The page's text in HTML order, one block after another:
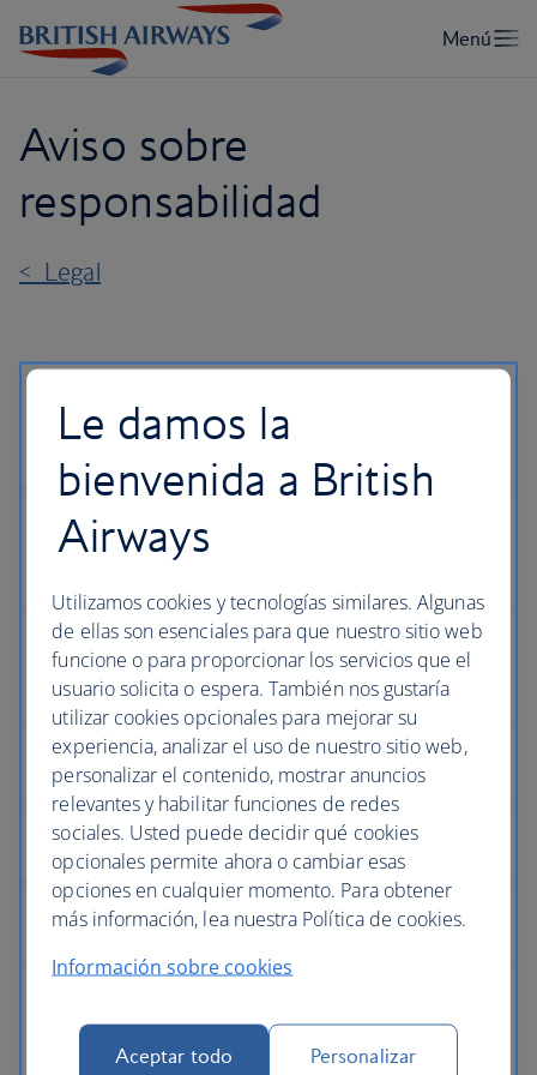
Aviso sobre
responsabilidad
< Legal
Le damos la
bienvenida a British
Airways
Utilizamos cookies y tecnologías similares. Algunas
de ellas son esenciales para que nuestro sitio web
funcione o para proporcionar los servicios que el
usuario solicita o espera. También nos gustaría
utilizar cookies opcionales para mejorar su
experiencia, analizar el uso de nuestro sitio web,
personalizar el contenido, mostrar anuncios
relevantes y habilitar funciones de redes
sociales. Usted puede decidir qué cookies
opcionales permite ahora o cambiar esas
opciones en cualquier momento. Para obtener
más información, lea nuestra Política de cookies.
Información sobre cookies
Aceptar todo Personalizar